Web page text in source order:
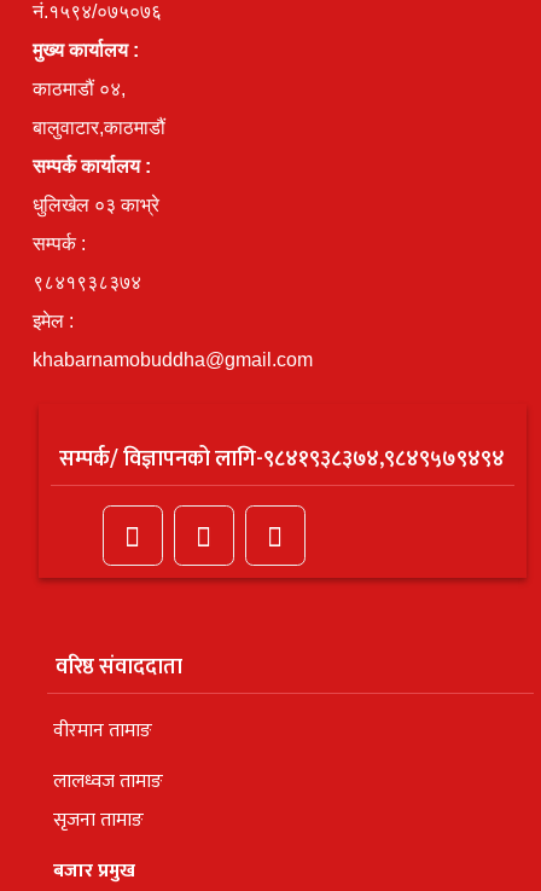
नं.१५९४/०७५०७६
मुख्य कार्यालय :
काठमाडौं ०४,
बालुवाटार,काठमाडौं
सम्पर्क कार्यालय :
धुलिखेल ०३ काभ्रे
सम्पर्क :
९८४१९३८३७४
इमेल :
khabarnamobuddha@gmail.com
सम्पर्क/ विज्ञापनको लागि-९८४१९३८३७४,९८४९५७९४९४
वरिष्ठ संवाददाता
वीरमान तामाङ
लालध्वज तामाङ
सृजना तामाङ
बजार प्रमुख